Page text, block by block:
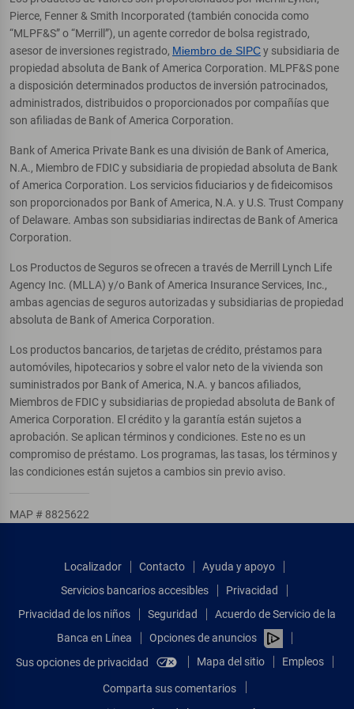
Pierce, Fenner & Smith Incorporated (también conocida como
“MLPF&S” o “Merrill”), un agente corredor de bolsa registrado,
asesor de inversiones registrado, Miembro de SIPCy subsidiaria de
propiedad absoluta de Bank of America Corporation. MLPF&S pone
a disposición determinados productos de inversión patrocinados,
administrados, distribuidos o proporcionados por compañías que
son afiliadas de Bank of America Corporation.
Bank of America Private Bank es una división de Bank of America,
N.A., Miembro de FDIC y subsidiaria de propiedad absoluta de Bank
of America Corporation. Los servicios fiduciarios y de fideicomisos
son proporcionados por Bank of America, N.A. y U.S. Trust Company
of Delaware. Ambas son subsidiarias indirectas de Bank of America
Corporation.
Los Productos de Seguros se ofrecen a través de Merrill Lynch Life
Agency Inc. (MLLA) y/o Bank of America Insurance Services, Inc.,
ambas agencias de seguros autorizadas y subsidiarias de propiedad
absoluta de Bank of America Corporation.
Los productos bancarios, de tarjetas de crédito, préstamos para
automóviles, hipotecarios y sobre el valor neto de la vivienda son
suministrados por Bank of America, N.A. y bancos afiliados,
Miembros de FDIC y subsidiarias de propiedad absoluta de Bank of
America Corporation. El crédito y la garantía están sujetos a
aprobación. Se aplican términos y condiciones. Este no es un
compromiso de préstamo. Los programas, las tasas, los términos y
las condiciones están sujetos a cambios sin previo aviso.
MAP # 8825622
Localizador Contacto
Ayuda y apoyo
Servicios bancarios accesibles
Privacidad
Privacidad de los niños
Seguridad
Acuerdo de Servicio de la
Banca en Línea
Opciones de anuncios
Sus opciones de privacidad
Mapa del sitio Empleos
Comparta sus comentarios